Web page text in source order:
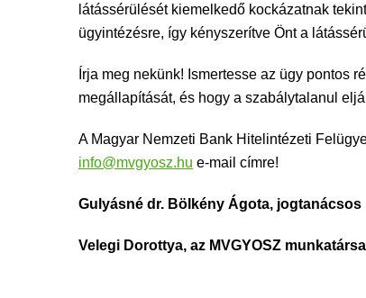
látássérülését kiemelkedő kockázatnak
ügyintézésre, így kényszerítve Önt a
Írja meg nekünk! Ismertesse az ügy pontos
megállapítását, és hogy a szabálytalanul
A Magyar Nemzeti Bank Hitelintézeti
info@mvgyosz.hu e-mail címre!
Gulyásné dr. Bölkény Ágota, jogtanácsos
Velegi Dorottya, az MVGYOSZ munkatársa